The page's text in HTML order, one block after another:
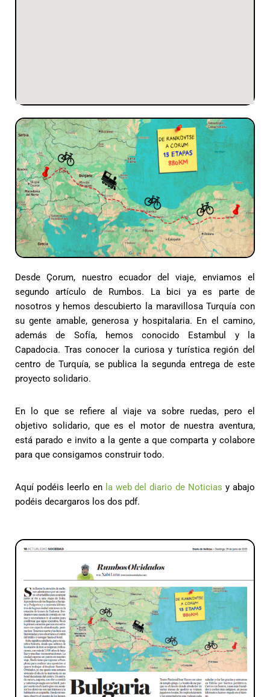
Desde Çorum, nuestro ecuador del viaje, enviamos el
segundo artículo de Rumbos. La bici ya es parte de
nosotros y hemos descubierto la maravillosa Turquía con
su gente amable, generosa y hospitalaria. En el camino,
además de Sofía, hemos conocido Estambul y la
Capadocia. Tras conocer la curiosa y turística región del
centro de Turquía, se publica la segunda entrega de este
proyecto solidario.
En lo que se refiere al viaje va sobre ruedas, pero el
objetivo solidario, que es el motor de nuestra aventura,
está parado e invito a la gente a que comparta y colabore
para que consigamos construir todo.
Aquí podéis leerlo enla web del diario de Noticias y abajo
podéis decargaros los dos pdf.